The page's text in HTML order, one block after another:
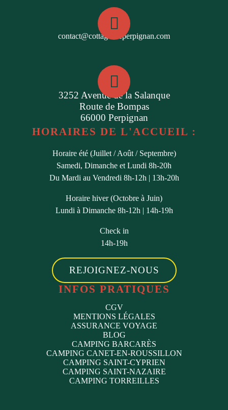
contact@cottagesdeperpignan.com
3252 Avenue de la Salanque
Route de Bompas
66000 Perpignan
HORAIRES DE L'ACCUEIL :
Horaire été (Juillet / Août / Septembre)
Samedi, Dimanche et Lundi 8h-20h
Du Mardi au Vendredi 8h-12h | 13h-20h
Horaire hiver (Octobre à Juin)
Lundi à Dimanche 8h-12h | 14h-19h
Check in
14h-19h
REJOIGNEZ-NOUS
INFOS PRATIQUES
CGV
MENTIONS LÉGALES
ASSURANCE VOYAGE
BLOG
CAMPING BARCARÈS
CAMPING CANET-EN-ROUSSILLON
CAMPING SAINT-CYPRIEN
CAMPING SAINT-NAZAIRE
CAMPING TORREILLES